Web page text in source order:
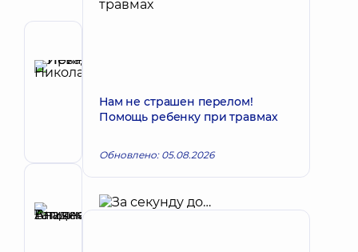
Николаевна
Терапевт;
Ревматолог
Аникеева
Нам не страшен перелом!
Помощь ребенку при травмах
Обновлено: 05.08.2026